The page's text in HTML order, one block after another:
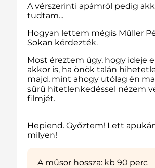
A vérszerinti apámról pedig
tudtam...
Hogyan lettem mégis Müller
Sokan kérdezték.
Most éreztem úgy, hogy ideje
akkor is, ha önök talán
majd, mint ahogy utólag én
sűrű hitetlenkedéssel nézem
filmjét.
Hepiend. Győztem! Lett
milyen!
A műsor hossza: kb 90 perc